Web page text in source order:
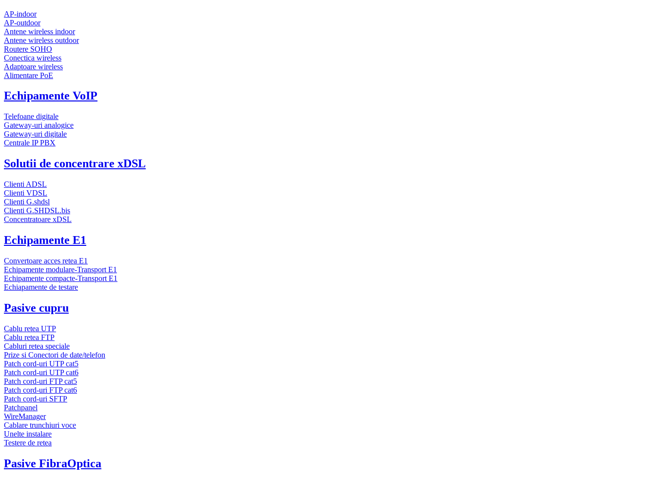
AP-indoor
AP-outdoor
Antene wireless indoor
Antene wireless outdoor
Routere SOHO
Conectica wireless
Adaptoare wireless
Alimentare PoE
Echipamente VoIP
Telefoane digitale
Gateway-uri analogice
Gateway-uri digitale
Centrale IP PBX
Solutii de concentrare xDSL
Clienti ADSL
Clienti VDSL
Clienti G.shdsl
Clienti G.SHDSL.bis
Concentratoare xDSL
Echipamente E1
Convertoare acces retea E1
Echipamente modulare-Transport E1
Echipamente compacte-Transport E1
Echiapamente de testare
Pasive cupru
Cablu retea UTP
Cablu retea FTP
Cabluri retea speciale
Prize si Conectori de date/telefon
Patch cord-uri UTP cat5
Patch cord-uri UTP cat6
Patch cord-uri FTP cat5
Patch cord-uri FTP cat6
Patch cord-uri SFTP
Patchpanel
WireManager
Cablare trunchiuri voce
Unelte instalare
Testere de retea
Pasive FibraOptica